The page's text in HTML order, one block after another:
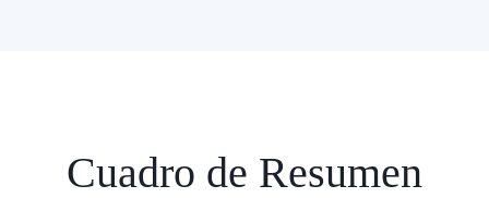
Cuadro de Resumen